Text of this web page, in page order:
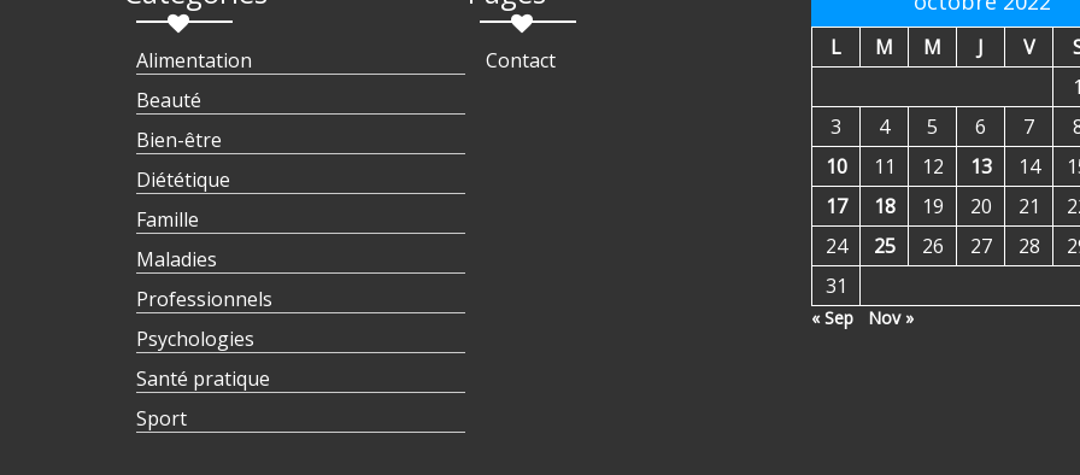
Alimentation
Beauté
Bien-être
Diététique
Famille
Maladies
Professionnels
Psychologies
Santé pratique
Sport
Contact L M M J V
3
4 5 6 7
10
11 12 13 14
17
18 19 20 21
24
25 26 27 28
31
« Sep Nov »